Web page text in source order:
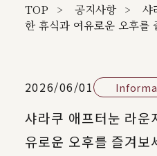
TOP 공지사항
샤
한 휴식과 여유로운 오후를
2026/06/01
샤라쿠 애프터눈 라
유로운 오후를 즐겨보